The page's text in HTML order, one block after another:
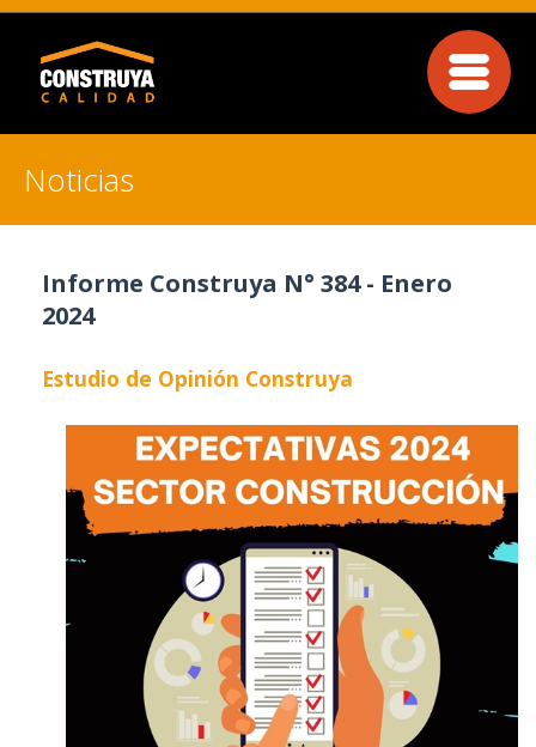
Noticias
Informe Construya N° 384 - Enero
2024
Estudio de Opinión Construya